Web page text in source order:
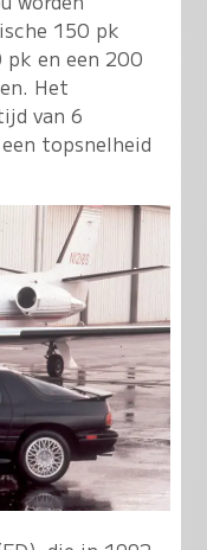
150 pk
en een 200
Het
van 6
topsnelheid